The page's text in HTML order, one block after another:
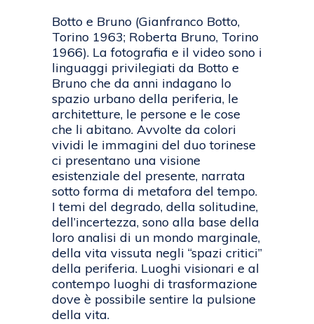
Botto e Bruno (Gianfranco Botto,
Torino 1963; Roberta Bruno, Torino
1966). La fotografia e il video sono i
linguaggi privilegiati da Botto e
Bruno che da anni indagano lo
spazio urbano della periferia, le
architetture, le persone e le cose
che li abitano. Avvolte da colori
vividi le immagini del duo torinese
ci presentano una visione
esistenziale del presente, narrata
sotto forma di metafora del tempo.
I temi del degrado, della solitudine,
dell’incertezza, sono alla base della
loro analisi di un mondo marginale,
della vita vissuta negli “spazi critici”
della periferia. Luoghi visionari e al
contempo luoghi di trasformazione
dove è possibile sentire la pulsione
della vita.